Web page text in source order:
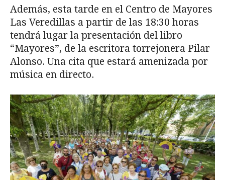
Además, esta tarde en el Centro de Mayores
Las Veredillas a partir de las 18:30 horas
tendrá lugar la presentación del libro
“Mayores”, de la escritora torrejonera Pilar
Alonso. Una cita que estará amenizada por
música en directo.